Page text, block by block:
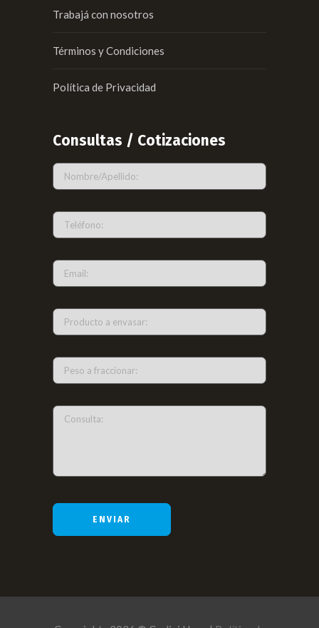
Trabajá con nosotros
Términos y Condiciones
Política de Privacidad
Consultas / Cotizaciones